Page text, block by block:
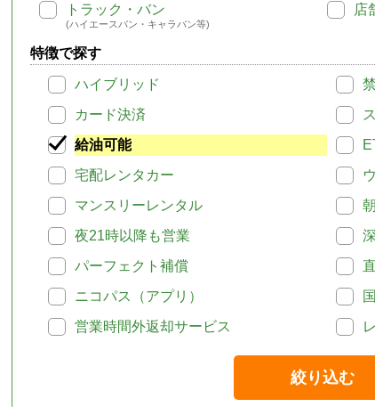
トラック・バン
(ハイエースバン・キャラバン等)
店
特徴で探す
ハイブリッド
カード決済
給油可能
宅配レンタカー
マンスリーレンタル
夜21時以降も営業
パーフェクト補償
ニコパス（アプリ）
営業時間外返却サービス
絞り込む